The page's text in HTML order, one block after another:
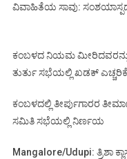
ವಿವಾಹಿತೆಯ ಸಾವು:
ಕಂಬಳದ ನಿಯಮ ಮೀರಿದವರನ್ನು
ತುರ್ತು ಸಭೆಯಲ್ಲಿ ಖಡಕ್ ಎಚ್ಚರಿಕೆ
ಕಂಬಳದಲ್ಲಿ ತೀರ್ಪುಗಾರರ
ಸಮಿತಿ ಸಭೆಯಲ್ಲಿ ನಿರ್ಣಯ
Mangalore/Udupi: ತ್ರಿಶಾ